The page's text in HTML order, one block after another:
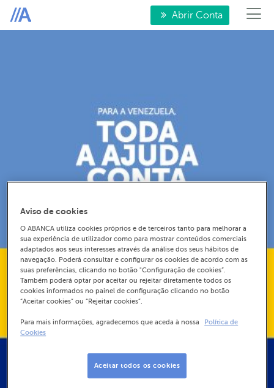
Abrir Conta
Aviso de cookies
O ABANCA utiliza cookies próprios e de terceiros tanto para melhorar a
sua experiência de utilizador como para mostrar conteúdos comerciais
adaptados aos seus interesses através da análise dos seus hábitos de
navegação. Poderá consultar e configurar os cookies de acordo com as
suas preferências, clicando no botão "Configuração de cookies”.
Também poderá optar por aceitar ou rejeitar diretamente todos os
cookies informados no painel de configuração clicando no botão
“Aceitar cookies” ou “Rejeitar cookies”.
Para mais informações, agradecemos que aceda à nossa
Política de
Cookies
Aceitar todos os cookies